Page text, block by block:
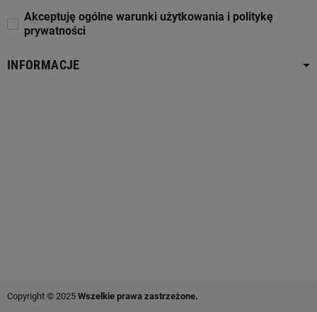
Akceptuję ogólne warunki użytkowania i politykę
prywatności
INFORMACJE
Copyright © 2025 Wszelkie prawa zastrzeżone.